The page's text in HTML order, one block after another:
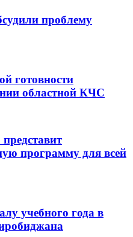
проблему
готовности
областной КЧС
программу для всей
учебного года в